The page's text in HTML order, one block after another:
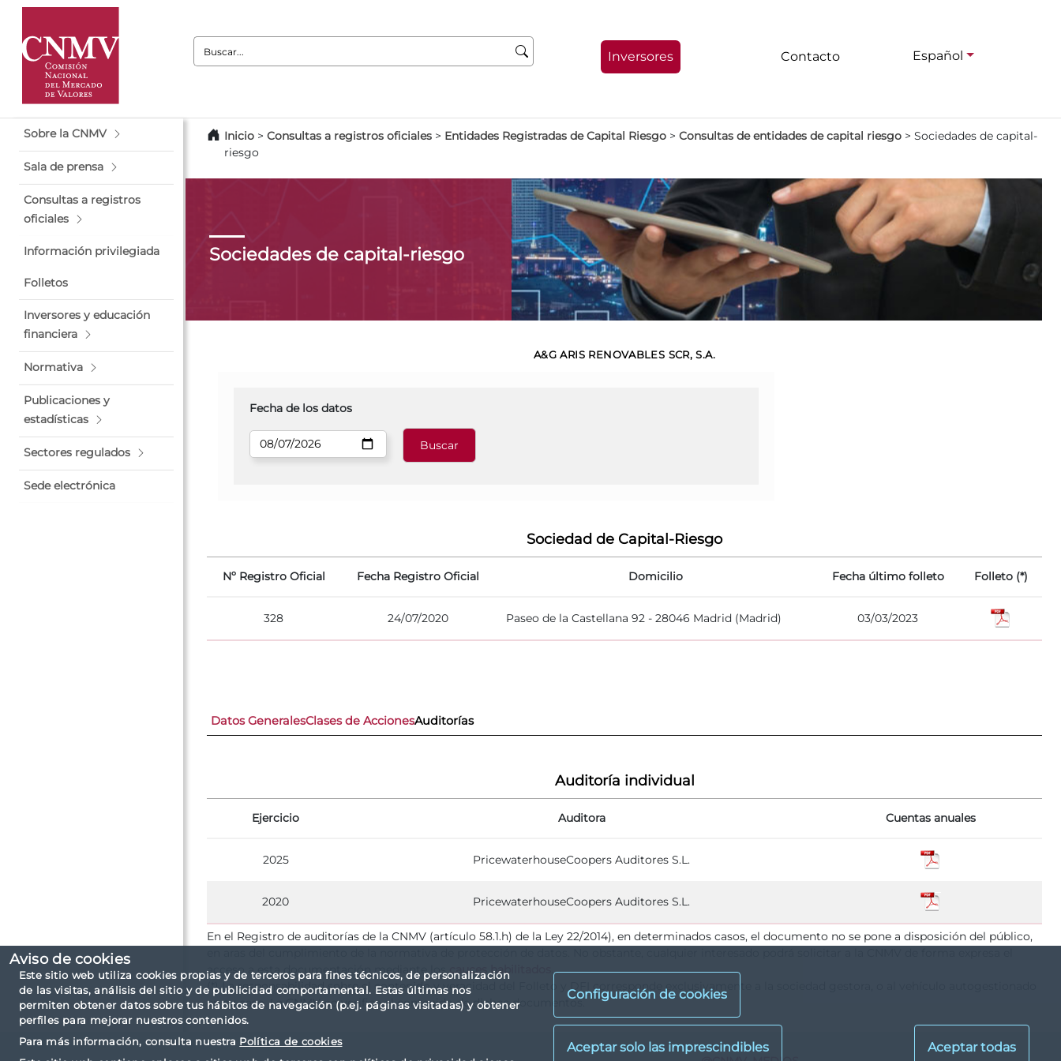
Aviso de cookies
Este sitio web utiliza cookies propias y de terceros para fines técnicos, de personalización
de las visitas, análisis del sitio y de publicidad comportamental. Estas últimas nos
permiten obtener datos sobre tus hábitos de navegación (p.ej. páginas visitadas) y obtener
perfiles para mejorar nuestros contenidos.
Para más información, consulta nuestra Política de cookies
Configuración de cookies
Buscar:
Inversores Contacto Español
Sobre la CNMV
Sala de prensa
Consultas a registros
oficiales
Información privilegiada
Folletos
Inversores y educación
financiera
Normativa
Publicaciones y
estadísticas
Sectores regulados
Sede electrónica
Inicio > Consultas a registros oficiales > Entidades Registradas de Capital Riesgo > Consultas de entidades de capital riesgo > Sociedades de capital-
riesgo
Sociedades de capital-riesgo
A&G ARIS RENOVABLES SCR, S.A.
Fecha de los datos
Sociedad de Capital-Riesgo
Nº Registro Oficial Fecha Registro Oficial Domicilio Fecha último folleto Folleto (*)
328 24/07/2020 Paseo de la Castellana 92 - 28046 Madrid (Madrid) 03/03/2023
Datos GeneralesClases de AccionesAuditorías
Auditoría individual
Ejercicio Auditora Cuentas anuales
2025 PricewaterhouseCoopers Auditores S.L.
2020 PricewaterhouseCoopers Auditores S.L.
En el Registro de auditorías de la CNMV (artículo 58.1.h) de la Ley 22/2014), en determinados casos, el documento no se pone a disposición del público,
acceso a esta documentación mediante los
cauces habilitados
(*) La responsabilidad sobre el contenido y veracidad del Folleto y DFI corresponde exclusivamente a la sociedad gestora, o al vehículo autogestionado
en su caso. La CNMV no verifica el contenido de dichos documentos.